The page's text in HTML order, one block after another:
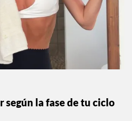
según la fase de tu ciclo